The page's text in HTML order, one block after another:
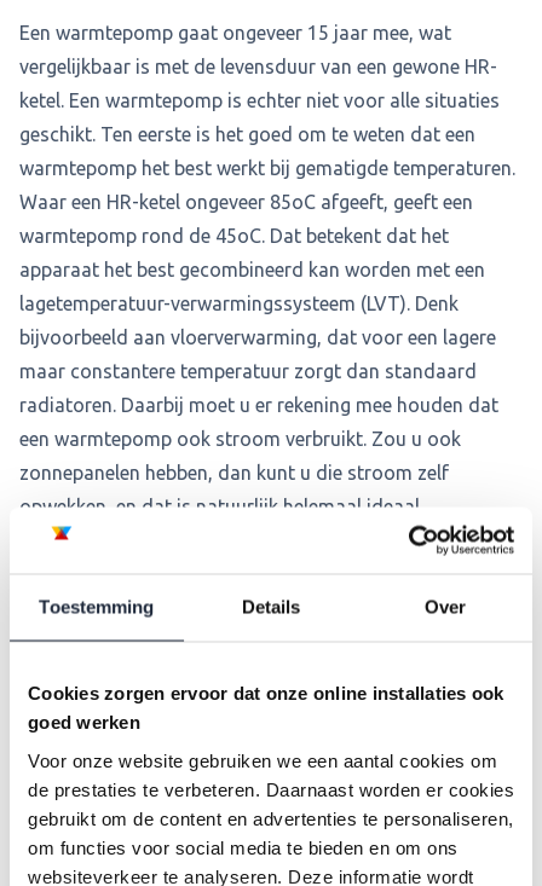
Toestemming Details Over
Cookies zorgen ervoor dat onze online installaties ook
goed werken
Voor onze website gebruiken we een aantal cookies om
de prestaties te verbeteren. Daarnaast worden er cookies
gebruikt om de content en advertenties te personaliseren,
om functies voor social media te bieden en om ons
websiteverkeer te analyseren. Deze informatie wordt
Een warmtepomp gaat ongeveer 15 jaar mee, wat
vergelijkbaar is met de levensduur van een gewone HR-
ketel. Een warmtepomp is echter niet voor alle situaties
geschikt. Ten eerste is het goed om te weten dat een
warmtepomp het best werkt bij gematigde temperaturen.
Waar een HR-ketel ongeveer 85oC afgeeft, geeft een
warmtepomp rond de 45oC. Dat betekent dat het
apparaat het best gecombineerd kan worden met een
lagetemperatuur-verwarmingssysteem (LVT). Denk
bijvoorbeeld aan vloerverwarming, dat voor een lagere
maar constantere temperatuur zorgt dan standaard
radiatoren. Daarbij moet u er rekening mee houden dat
een warmtepomp ook stroom verbruikt. Zou u ook
zonnepanelen hebben, dan kunt u die stroom zelf
opwekken, en dat is natuurlijk helemaal ideaal.
een warmtepomp?
daadwerkelijk te kunnen besparen op uw
energiekosten) moet uw huis aan een aantal
voorwaarden voldoen: